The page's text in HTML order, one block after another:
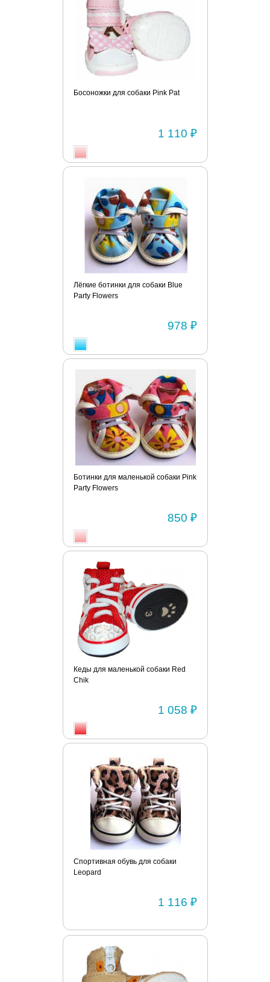
Босоножки для собаки Pink Pat
1 110 ₽
Лёгкие ботинки для собаки Blue
Party Flowers
978 ₽
Ботинки для маленькой собаки Pink
Party Flowers
850 ₽
Кеды для маленькой собаки Red
Chik
1 058 ₽
Спортивная обувь для собаки
Leopard
1 116 ₽